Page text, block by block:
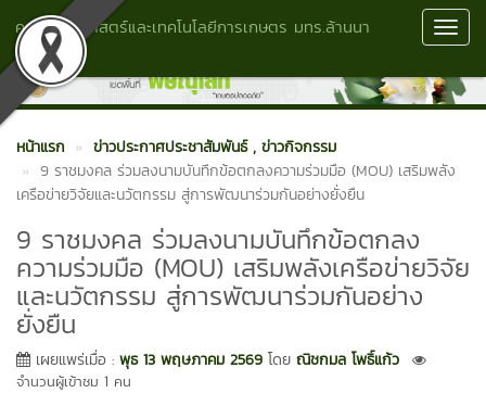
คณะวิทยาศาสตร์และเทคโนโลยีการเกษตร มทร.ล้านนา
พิษณุโลก
หน้าแรก ข่าวประกาศประชาสัมพันธ์ , ข่าวกิจกรรม
9 ราชมงคล ร่วมลงนามบันทึกข้อตกลงความร่วมมือ (MOU) เสริมพลัง
เครือข่ายวิจัยและนวัตกรรม สู่การพัฒนาร่วมกันอย่างยั่งยืน
9 ราชมงคล ร่วมลงนามบันทึกข้อตกลง
ความร่วมมือ (MOU) เสริมพลังเครือข่ายวิจัย
และนวัตกรรม สู่การพัฒนาร่วมกันอย่าง
ยั่งยืน
เผยแพร่เมื่อ : พุธ 13 พฤษภาคม 2569 โดย ณิชกมล โพธิ์แก้ว
จำนวนผู้เข้าชม 1 คน